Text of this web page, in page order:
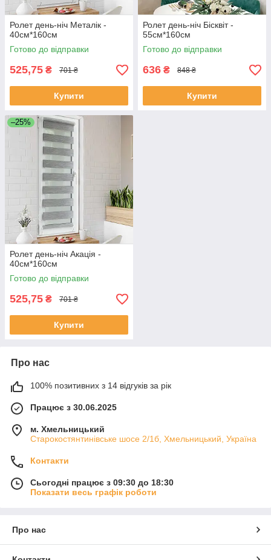
Ролет день-ніч Металік -
40см*160см
Готово до відправки
525,75 ₴ 701 ₴
Купити
Ролет день-ніч Бісквіт -
55см*160см
Готово до відправки
636 ₴ 848 ₴
Купити
–25%
Ролет день-ніч Акація -
40см*160см
Готово до відправки
525,75 ₴ 701 ₴
Купити
Про нас
100% позитивних з 14 відгуків за рік
Працює з 30.06.2025
м. Хмельницький
Старокостянтинівське шосе 2/1б, Хмельницький, Україна
Контакти
Сьогодні працює з 09:30 до 18:30
Показати весь графік роботи
Про нас